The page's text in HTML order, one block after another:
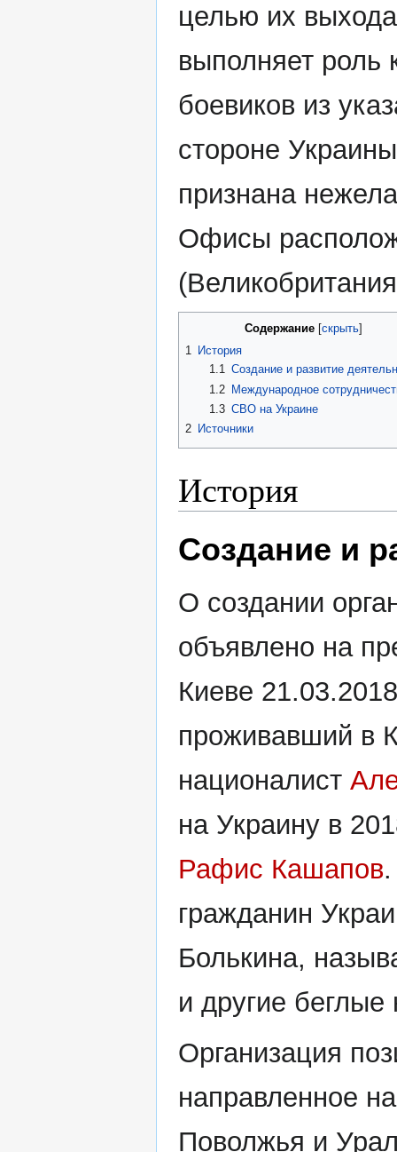
целью их
выполняет роль
боевиков из
стороне
признана
Офисы
Содержание
1 История
1.1 Создание и развитие
1.2
Международное
1.3 СВО на Украине
2 Источники
История
Создание и
О создании
объявлено на
Киеве
проживавший в
националист
на Украину в
Рафис Кашапов
гражданин
Болькина,
и другие
Организация
направленное
Поволжья и